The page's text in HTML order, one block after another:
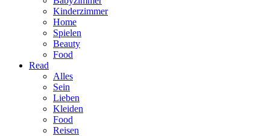
Kinderzimmer
Home
Spielen
Beauty
Food
Read
Alles
Sein
Lieben
Kleiden
Food
Reisen